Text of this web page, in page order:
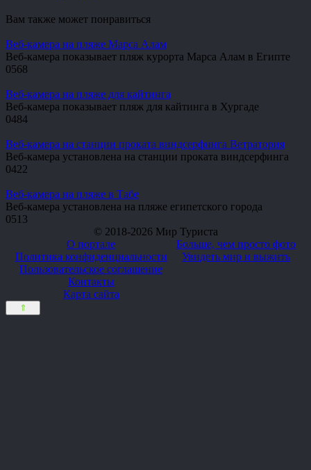
Вам также может понравиться
Веб-камера на пляже Марса Алам
Веб-камера показывает пляж курорта Марса Алам в Египте
0568
Веб-камера на пляже для кайтинга
Веб-камера показывает пляж для кайтинга в Хургаде
0484
Веб-камера на станции проката виндсерфинга Ветратория
Веб-камера установлена на станции проката виндсерфинга
0422
Веб-камера на пляже в Табе
Веб-камера установлена на пляже египетского города
0513
© 2018-2026 Мир Туриста
О портале
Политика конфиденциальности
Пользовательское соглашение
Контакты
Карта сайта
Больше, чем просто фото
Увидеть мир и выжить